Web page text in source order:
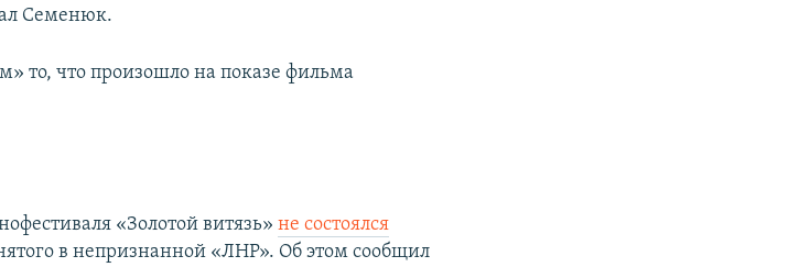
Семенюк.
то, что произошло на показе фильма
«Золотой витязь»не состоялся
в непризнанной «ЛНР». Об этом сообщил